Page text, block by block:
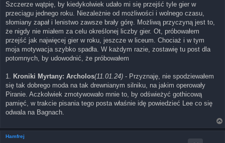
t
Szczerze wątpię, by kiedykolwiek udało mi się przejść tyle gier w
przeciągu jednego roku. Niezależnie od możliwości i wolnego czasu,
słomiany zapał i lenistwo zawsze brały górę. Możliwą przyczyną jest to,
że nigdy nie miałem za celu określonej liczby gier. Ot, próbowałem
przejść jak najwięcej gier w roku, jeszcze w liceum. Chociaż i w tym
moja motywacja szybko spadła. W każdym razie, zostawię tu post dla
potomnych, by udowodnić, że próbowałem
1. Kroniki Myrtany: Archolos(11.01.24) - Przyznaję, nie spodziewałem
się tak dobrego moda na tak drewnianym silniku, na jakim operowały
Piranie. Aczkolwiek zmotywowało mnie to, by odświeżyć gothicową
pamięć, w trakcie pisania tego posta właśnie idę powiedzieć Lee co się
odwala na Bagnach.
Hamfrej